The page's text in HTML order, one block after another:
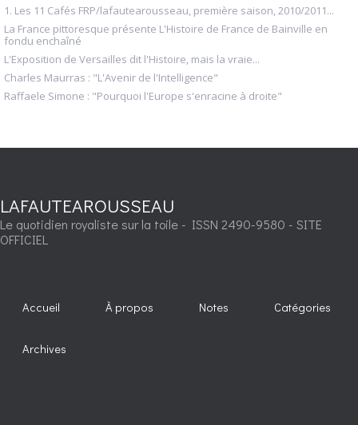
1. Les 11 Cafés FRP/lafautearousseau, première saison, 2010/2011...
La France pittoresque présente L'Histoire de France de Bainville en
fondu enchaîné
L'Exposition de Versailles dit l'Histoire, mais la vraie...
Charles Maurras : "L'Avenir de l'Intelligence"
Raffaele Simone : "Pourquoi l'Europe s'enracine à droite"
LAFAUTEAROUSSEAU
Le quotidien royaliste sur la toile - ISSN 2490-9580 - SITE
OFFICIEL
Accueil À propos Notes Catégories
Archives